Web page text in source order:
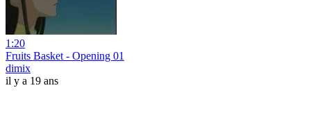
1:20
Fruits Basket - Opening 01
dimix
il y a 19 ans